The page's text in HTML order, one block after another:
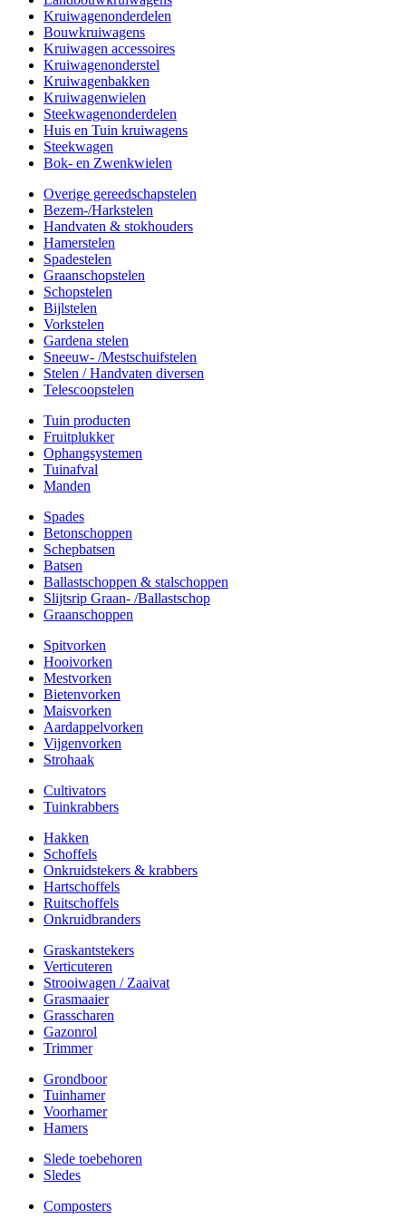
Kruiwagenonderdelen
Bouwkruiwagens
Kruiwagen accessoires
Kruiwagenonderstel
Kruiwagenbakken
Kruiwagenwielen
Steekwagenonderdelen
Huis en Tuin kruiwagens
Steekwagen
Bok- en Zwenkwielen
Overige gereedschapstelen
Bezem-/Harkstelen
Handvaten & stokhouders
Hamerstelen
Spadestelen
Graanschopstelen
Schopstelen
Bijlstelen
Vorkstelen
Gardena stelen
Sneeuw- /Mestschuifstelen
Stelen / Handvaten diversen
Telescoopstelen
Tuin producten
Fruitplukker
Ophangsystemen
Tuinafval
Manden
Spades
Betonschoppen
Schepbatsen
Batsen
Ballastschoppen & stalschoppen
Slijtsrip Graan- /Ballastschop
Graanschoppen
Spitvorken
Hooivorken
Mestvorken
Bietenvorken
Maisvorken
Aardappelvorken
Vijgenvorken
Strohaak
Cultivators
Tuinkrabbers
Hakken
Schoffels
Onkruidstekers & krabbers
Hartschoffels
Ruitschoffels
Onkruidbranders
Graskantstekers
Verticuteren
Strooiwagen / Zaaivat
Grasmaaier
Grasscharen
Gazonrol
Trimmer
Grondboor
Tuinhamer
Voorhamer
Hamers
Slede toebehoren
Sledes
Composters